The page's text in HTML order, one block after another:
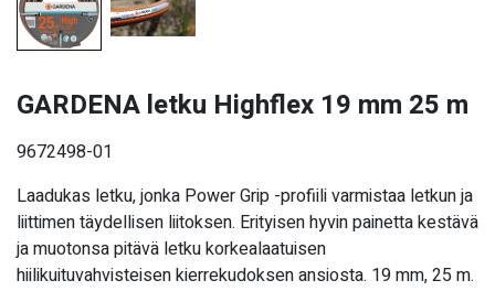
GARDENA letku Highflex 19 mm 25 m
9672498-01
Laadukas letku, jonka Power Grip -profiili varmistaa letkun ja
liittimen täydellisen liitoksen. Erityisen hyvin painetta kestävä
ja muotonsa pitävä letku korkealaatuisen
hiilikuituvahvisteisen kierrekudoksen ansiosta. 19 mm, 25 m.